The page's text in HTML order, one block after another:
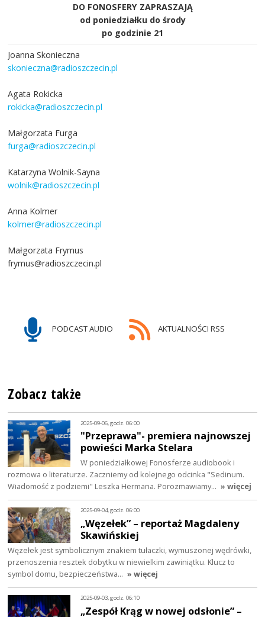
DO FONOSFERY ZAPRASZAJĄ
od poniedziałku do środy
po godzinie 21
Joanna Skonieczna
skonieczna@radioszczecin.pl
Agata Rokicka
rokicka@radioszczecin.pl
Małgorzata Furga
furga@radioszczecin.pl
Katarzyna Wolnik-Sayna
wolnik@radioszczecin.pl
Anna Kolmer
kolmer@radioszczecin.pl
Małgorzata Frymus
frymus@radioszczecin.pl
PODCAST AUDIO AKTUALNOŚCI RSS
Zobacz także
2025-09-06, godz. 06:00
"Przeprawa"- premiera najnowszej
powieści Marka Stelara
W poniedziałkowej Fonosferze audiobook i
rozmowa o literaturze. Zaczniemy od kolejnego odcinka "Sedinum.
Wiadomość z podziemi" Leszka Hermana. Porozmawiamy… » więcej
2025-09-04, godz. 06:00
„Węzełek” – reportaż Magdaleny
Skawińskiej
Węzełek jest symbolicznym znakiem tułaczki, wymuszonej wędrówki,
przenoszenia resztek dobytku w niewielkim zawiniątku. Klucz to
symbol domu, bezpieczeństwa… » więcej
2025-09-03, godz. 06:10
„Zespół Krąg w nowej odsłonie” –